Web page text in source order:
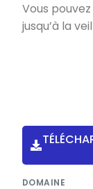
Vous
jusqu’à la
DOMAINE